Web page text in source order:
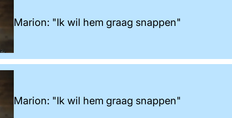
Marion: "Ik wil hem graag snappen"
Marion: "Ik wil hem graag snappen"